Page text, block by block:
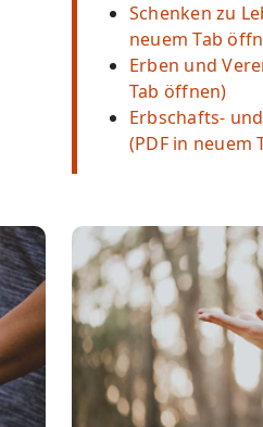
Schenken zu
neuem Tab
Erben und
Tab öffnen)
Erbschafts-
(PDF in neuem